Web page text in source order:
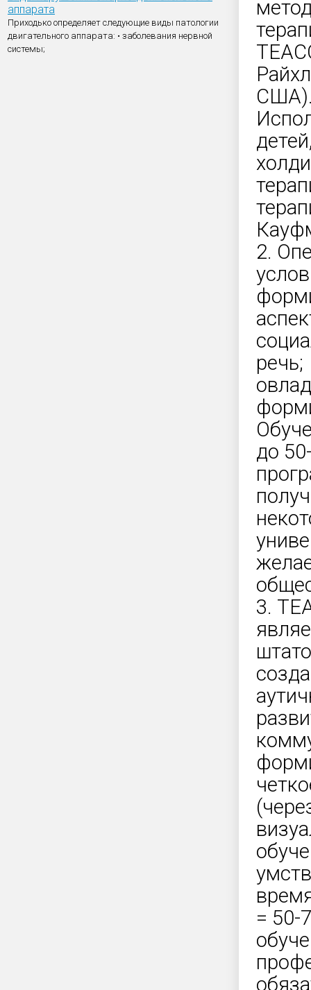
аппарата
Приходько определяет следующие виды патологии
двигательного аппарата: • заболевания нервной
системы;
2.
речь;
до
3.
= 50-